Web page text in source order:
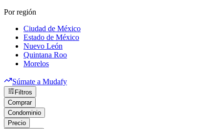
Por región
Ciudad de México
Estado de México
Nuevo León
Quintana Roo
Morelos
Súmate a Mudafy
Filtros
Comprar
Condominio
Precio